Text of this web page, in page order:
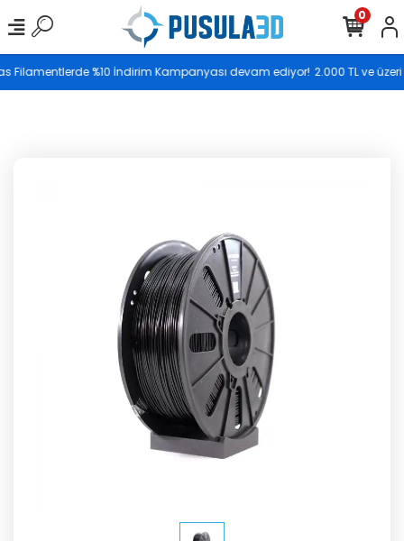
Saat 17.00’ye kadar vereceğiniz siparişler aynı gün
kargoya teslim edilir.%10 İndirim Kampanyası devam ediyor! 2.000 TL ve üzeri
0